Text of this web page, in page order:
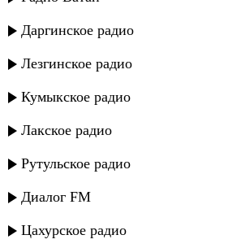
Даргинское радио
Лезгинское радио
Кумыкское радио
Лакское радио
Рутульское радио
Диалог FM
Цахурское радио
Фатима - Успокой мою любовь
Фатима - Подойди ко мне
Фатима - Медленная